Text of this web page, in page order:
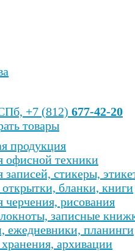
+7 (812) 677-42-20
товары
продукция
офисной техники
записей, стикеры,
бланки, книги
черчения, рисования
записные
ежедневники, планинги
архивации